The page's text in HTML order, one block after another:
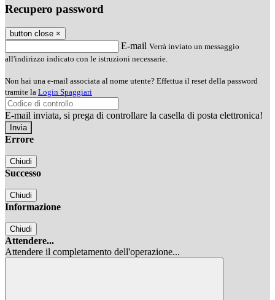
Recupero password
button close ×
E-mail Verrà inviato un messaggio
all'indirizzo indicato con le istruzioni necessarie.
Non hai una e-mail associata al nome utente? Effettua il reset della password
tramite la Login Spaggiari
E-mail inviata, si prega di controllare la casella di posta elettronica!
Errore
Chiudi
Successo
Chiudi
Informazione
Chiudi
Attendere...
Attendere il completamento dell'operazione...